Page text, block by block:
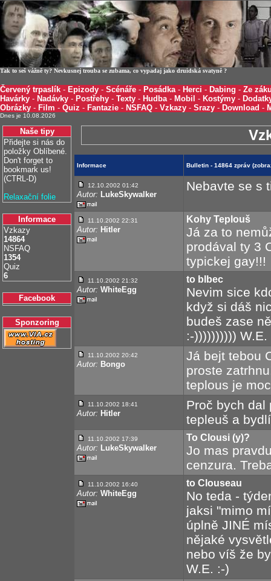
Tak to seš vážně ty? Nevkusnej trouba se zubama, co vypadaj jako druidská svatyně ?
Červený trpaslík - Epizody - Scénáře - Posádka- Herci - Dabing - Ze
Havárky - Nadávky - Postřehy - Texty - Hudba- Mobil - Kostýmy -
Obrázky - Film - Quiz - Fantazie - NSFAQ - Vzkazy - Srazy - Download -
Dnes je 10.08.2026
Naše tipy
Přidejte si nás do
položky Oblíbené.
Don't forget to
bookmark us!
(CTRL-D)
Relaxační folie
Informace
Vzkazy
14864
NSFAQ
1354
Quiz
6
Facebook
Sponzoring
Informace Bulletin - 14864 zpráv
12.10.2002 01:42
Autor: LukeSkywalker
Nebavte se s
11.10.2002 22:31
Autor: Hitler
Kohy Teplouš
Já za to
prodával ty 3
typickej gay!!!
11.10.2002 21:32
Autor: WhiteEgg
to blbec
Nevim sice
když si dáš
budeš zase
:-)))))))))) W.E.
11.10.2002 20:42
Autor: Bongo
Já bejt tebou
proste
teplous je
11.10.2002 18:41
Autor: Hitler
Proč bych dal
tepleuš a
11.10.2002 17:39
Autor: LukeSkywalker
To Clousi (y)?
Jo mas
cenzura.
11.10.2002 16:40
Autor: WhiteEgg
to Clouseau
No teda -
jaksi "mimo
úplně JINÉ
nějaké
nebo víš že
W.E. :-)